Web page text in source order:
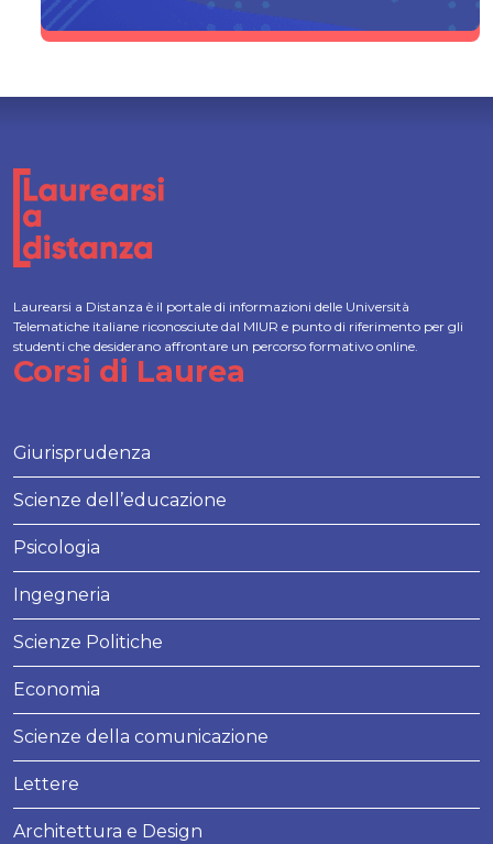
Laurearsi a Distanza è il portale di informazioni delle Università
Telematiche italiane riconosciute dal MIUR e punto di riferimento per gli
studenti che desiderano affrontare un percorso formativo online.
Corsi di Laurea
Giurisprudenza
Scienze dell’educazione
Psicologia
Ingegneria
Scienze Politiche
Economia
Scienze della comunicazione
Lettere
Architettura e Design